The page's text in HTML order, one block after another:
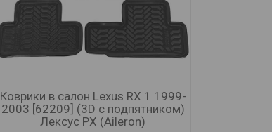
Коврики в салон Lexus RX 1 1999-
2003 [62209] (3D с подпятником)
Лексус РХ (Aileron)